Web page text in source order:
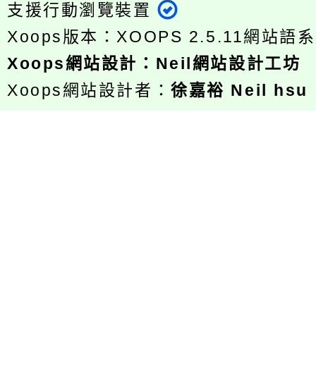
支援行動瀏覽裝置
Xoops版本： XOOPS 2.5.11網站語
Xoops網站設計 ： Neil網站設計工坊
Xoops網站設計者：徐嘉裕 Neil hsu